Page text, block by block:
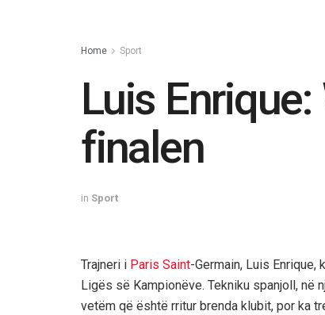
Home Sport
Luis
finalen
in Sport
Trajneri i Paris Saint-Germain, Luis
Ligës së Kampionëve. Tekniku spanjoll,
vetëm që është rritur brenda klubit, por ka